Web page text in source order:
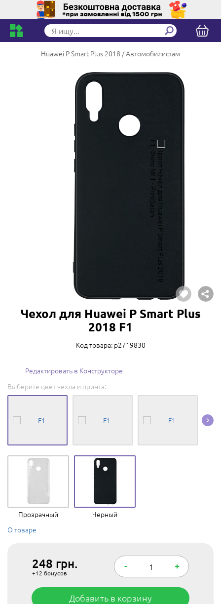
Huawei P Smart Plus 2018 Автомобилистам
Чехол для Huawei P Smart Plus
2018 F1
Код товара: p2719830
Редактировать в Конструкторе
Выберите цвет чехла и принта:
Прозрачный
Черный
О товаре
248 грн.
+12 бонусов
- +
Добавить в корзину